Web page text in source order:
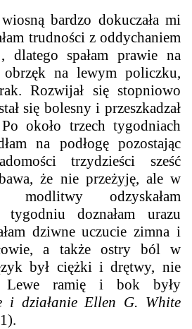
bardzo dokuczała mi
trudności z oddychaniem
dlatego spałam prawie na
obrzęk na lewym policzku,
Rozwijał się stopniowo
się bolesny i przeszkadzał
około trzech tygodniach
na podłogę pozostając
trzydzieści sześć
że nie przeżyję, ale w
modlitwy odzyskałam
doznałam urazu
dziwne uczucie zimna i
a także ostry ból w
był ciężki i drętwy, nie
Lewe ramię i bok były
i działanie Ellen G. White